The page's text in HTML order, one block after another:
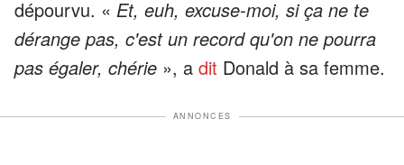
dépourvu. « Et, euh, excuse-moi, si ça ne te
dérange pas, c'est un record qu'on ne pourra
pas égaler, chérie », a dit Donald à sa femme.
ANNONCES